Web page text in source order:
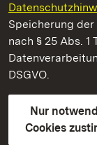
Speicherung
nach § 25 Abs.
DSGVO.
Nur
Cookies
Schloss und
Staatliche
Kontakt
Erklärung zur
BITV-konform